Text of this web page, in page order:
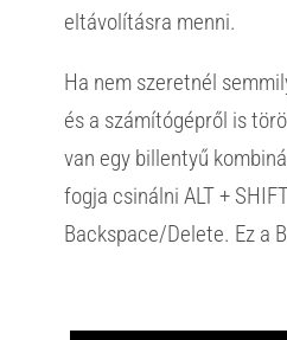
eltávolításra menni.
Ha nem szeretnél
és a számítógépről is
van egy billentyű
fogja csinálni ALT +
Backspace/Delete. Ez a